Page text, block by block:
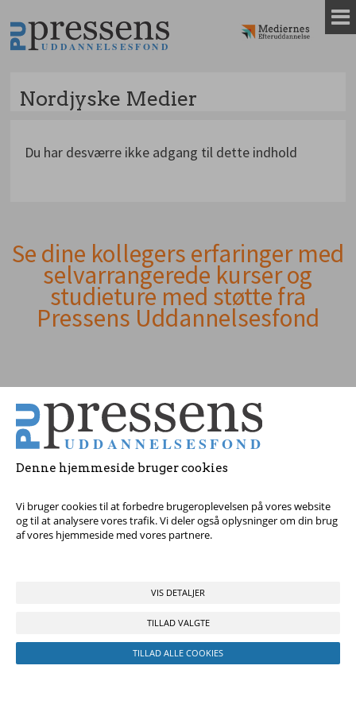
Denne hjemmeside bruger cookies
Vi bruger cookies til at forbedre brugeroplevelsen på vores website
og til at analysere vores trafik. Vi deler også oplysninger om din brug
af vores hjemmeside med vores partnere.
VIS DETALJER
TILLAD VALGTE
TILLAD ALLE COOKIES
til
indhold
Nordjyske Medier
Du har desværre ikke adgang til dette indhold
Andet
indhold
Se dine kollegers erfaringer med
selvarrangerede kurser og
studieture med støtte fra
Pressens Uddannelsesfond
Tag fat i os med dine spørgsmål!
© 2017 Pressens Uddannelsesfond, Rådhuspladsen 16, 4. sal, 1550